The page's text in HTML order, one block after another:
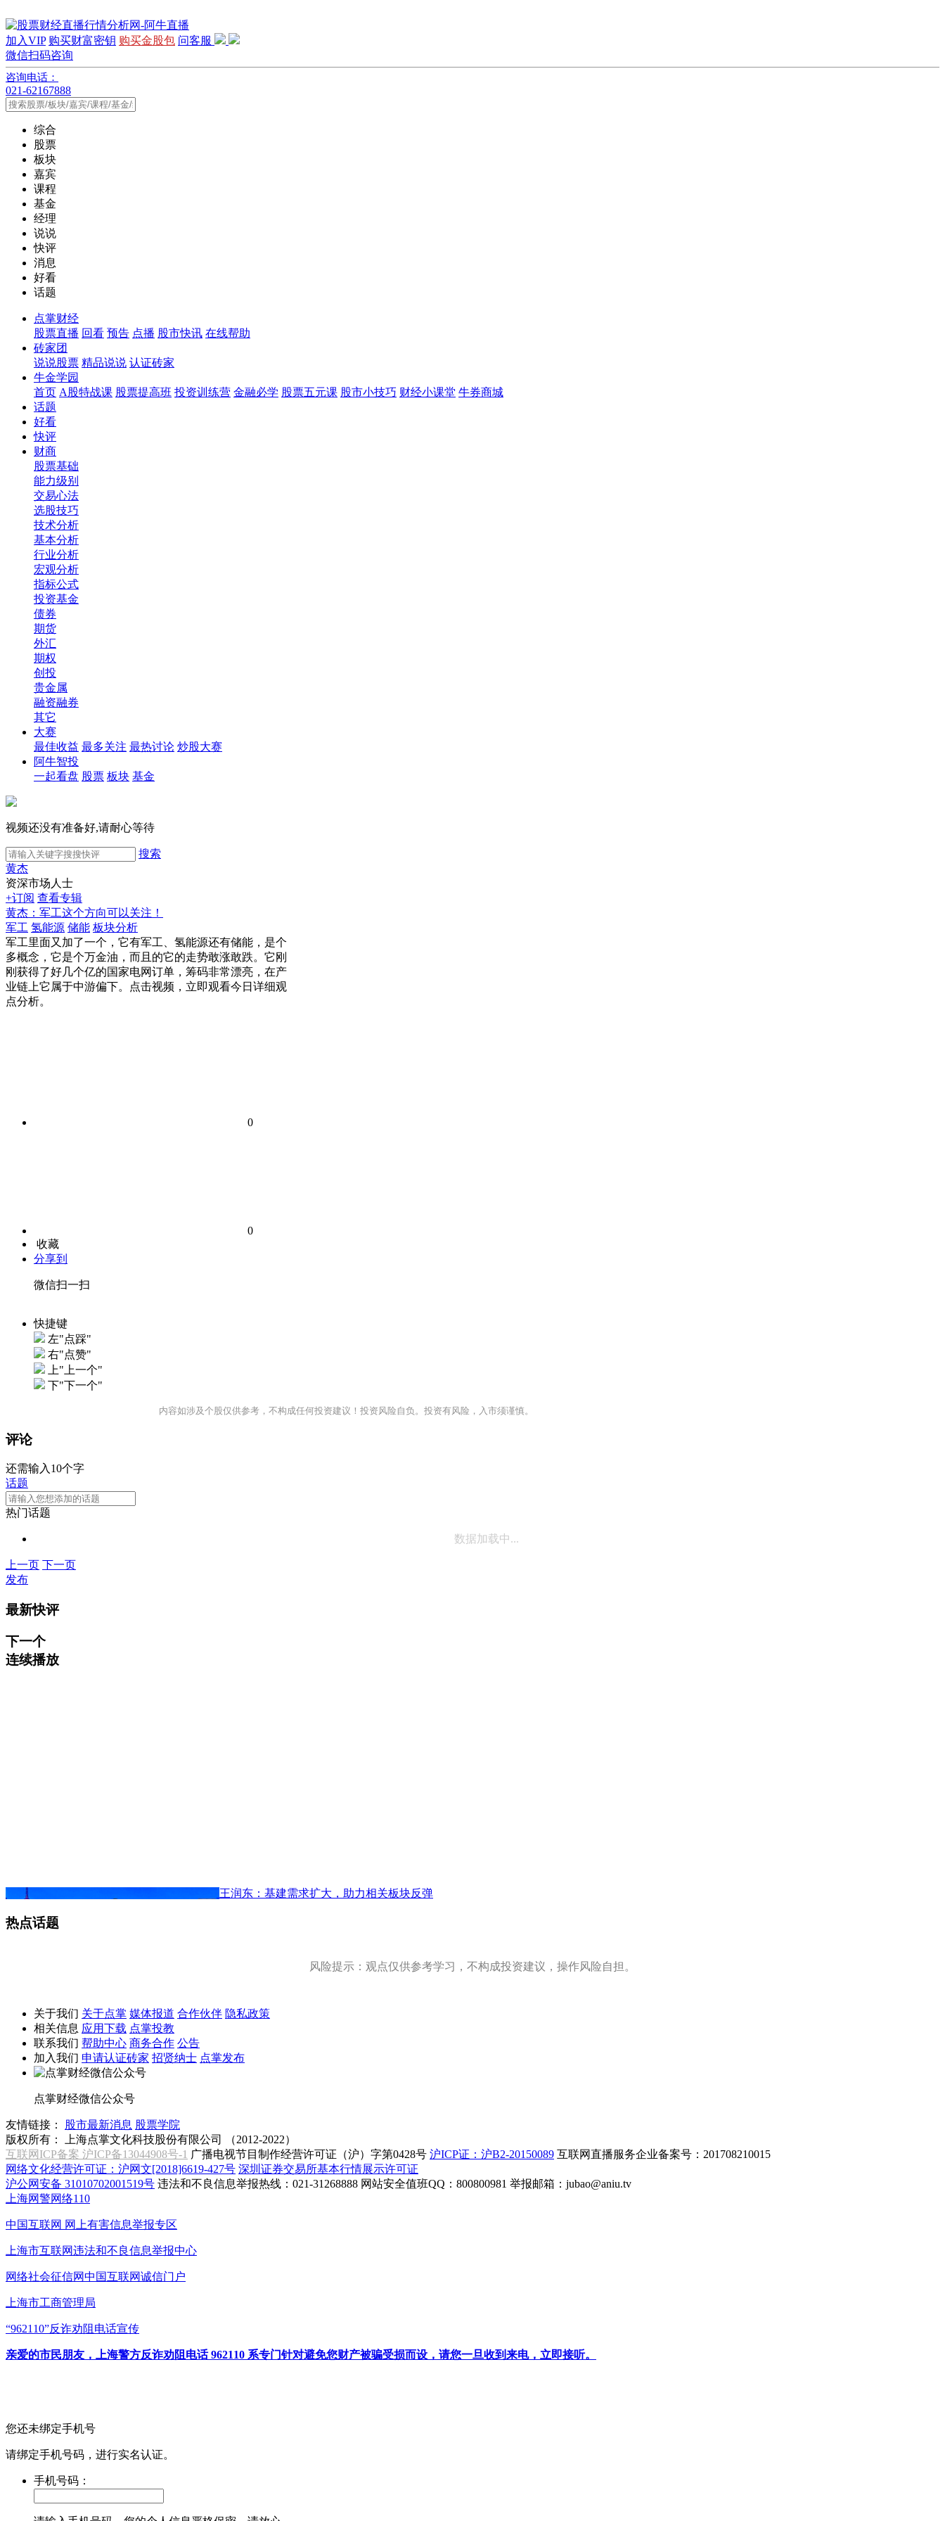
加入VIP 购买财富密钥 购买金股包 问客服
微信扫码咨询
咨询电话：
021-62167888
综合
股票
板块
嘉宾
课程
基金
经理
说说
快评
消息
好看
话题
点掌财经
股票直播 回看 预告 点播 股市快讯 在线帮助
砖家团
说说股票 精品说说 认证砖家
牛金学园
首页 A股特战课 股票提高班 投资训练营 金融必学 股票五元课 股市小技巧 财经小课堂 牛券商城
话题
好看
快评
财商
股票基础
能力级别
交易心法
选股技巧
技术分析
基本分析
行业分析
宏观分析
指标公式
投资基金
债券
期货
外汇
期权
创投
贵金属
融资融券
其它
大赛
最佳收益 最多关注 最热讨论 炒股大赛
阿牛智投
一起看盘 股票 板块 基金
视频还没有准备好,请耐心等待
搜索
黄杰
资深市场人士
+订阅 查看专辑
黄杰：军工这个方向可以关注！
军工 氢能源 储能 板块分析
军工里面又加了一个，它有军工、氢能源还有储能，是个
多概念，它是个万金油，而且的它的走势敢涨敢跌。它刚
刚获得了好几个亿的国家电网订单，筹码非常漂亮，在产
业链上它属于中游偏下。点击视频，立即观看今日详细观
点分析。
0
0
收藏
分享到
微信扫一扫
快捷键
左"点踩"
右"点赞"
上"上一个"
下"下一个"
内容如涉及个股仅供参考，不构成任何投资建议！投资风险自负。投资有风险，入市须谨慎。
评论
还需输入10个字
话题
热门话题
数据加载中...
上一页 下一页
发布
最新快评
下一个
连续播放
王润东：基建需求扩大，助力相关板块反弹
热点话题
风险提示：观点仅供参考学习，不构成投资建议，操作风险自担。
关于我们 关于点掌 媒体报道 合作伙伴 隐私政策
相关信息 应用下载 点掌投教
联系我们 帮助中心 商务合作 公告
加入我们 申请认证砖家 招贤纳士 点掌发布
点掌财经微信公众号
友情链接： 股市最新消息 股票学院
版权所有：
上海点掌文化科技股份有限公司 （2012-2022）
互联网ICP备案 沪ICP备13044908号-1 广播电视节目制作经营许可证（沪）字第0428号 沪ICP证：沪B2-20150089 互联网直播服务企业备案号：201708210015
网络文化经营许可证：沪网文[2018]6619-427号 深圳证券交易所基本行情展示许可证
沪公网安备 31010702001519号 违法和不良信息举报热线：021-31268888 网站安全值班QQ：800800981 举报邮箱： jubao@aniu.tv
上海网警网络110
中国互联网 网上有害信息举报专区
上海市互联网违法和不良信息举报中心
网络社会征信网中国互联网诚信门户
上海市工商管理局
“962110”反诈劝阻电话宣传
亲爱的市民朋友，上海警方反诈劝阻电话 962110 系专门针对避免您财产被骗受损而设，请您一旦收到来电，立即接听。
您还未绑定手机号
请绑定手机号码，进行实名认证。
手机号码：